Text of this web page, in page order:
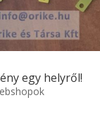
egy helyről!